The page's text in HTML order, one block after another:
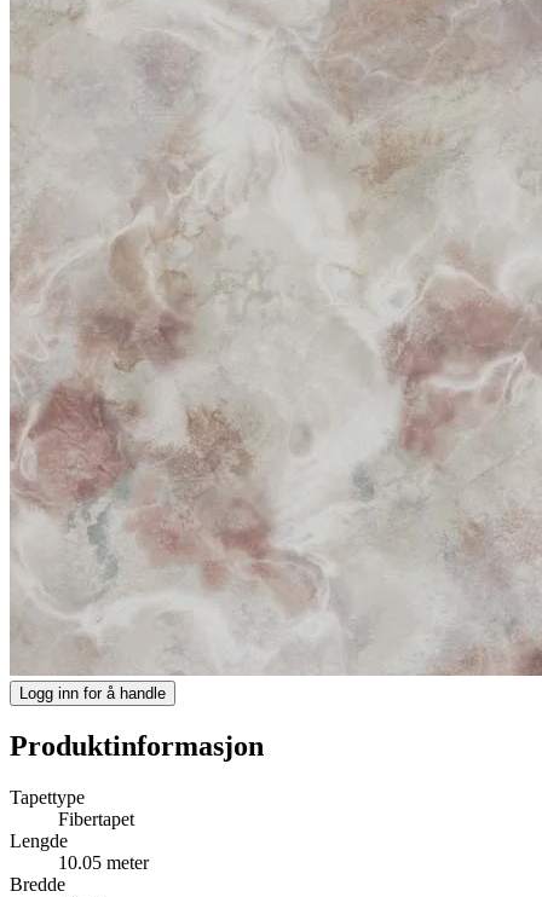
Logg inn for å handle
Produktinformasjon
Tapettype
Fibertapet
Lengde
10.05 meter
Bredde